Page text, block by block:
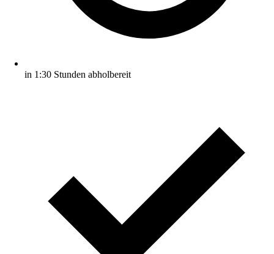
in 1:30 Stunden abholbereit